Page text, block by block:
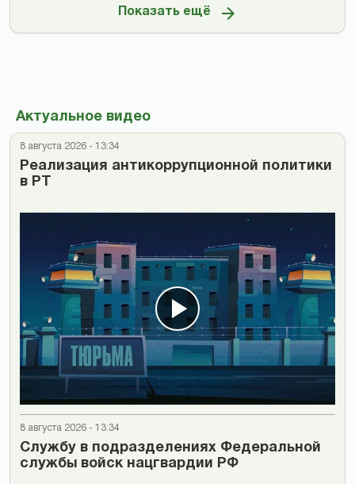
Показать ещё
Актуальное видео
8 августа 2026 - 13:34
Реализация антикоррупционной политики
в РТ
8 августа 2026 - 13:34
Cлужбу в подразделениях Федеральной
службы войск нацгвардии РФ